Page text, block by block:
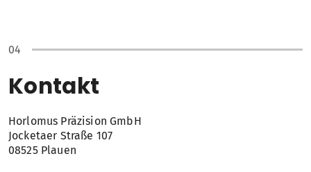
Kontakt
Horlomus Präzision GmbH
Jocketaer Straße 107
08525 Plauen